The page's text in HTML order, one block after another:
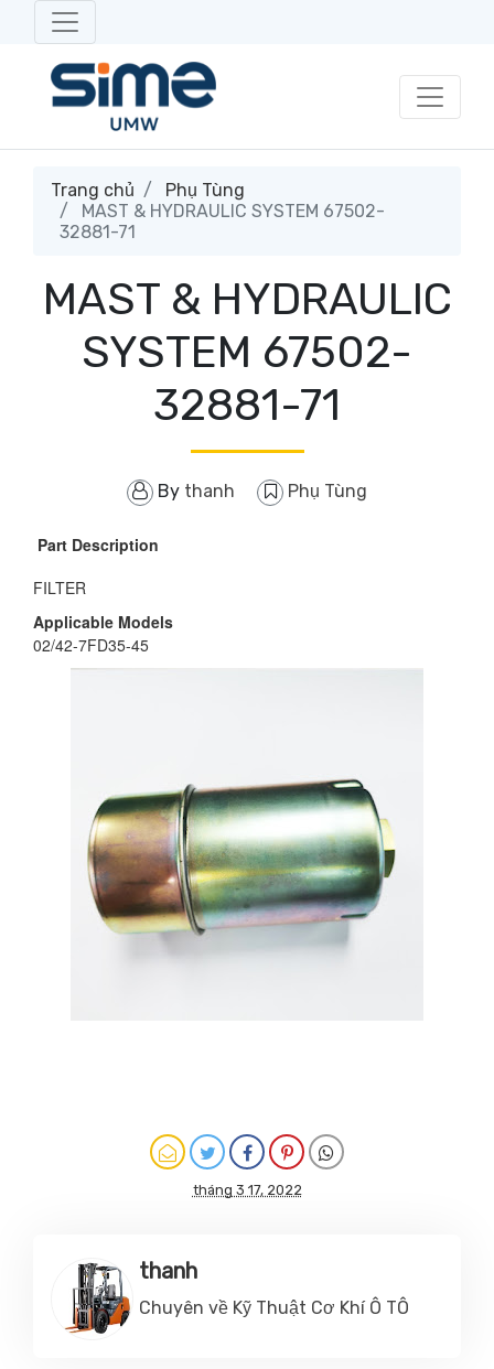
Trang chủ
Phụ Tùng
MAST & HYDRAULIC SYSTEM 67502-
32881-71
MAST & HYDRAULIC
SYSTEM 67502-
32881-71
By thanh Phụ Tùng
Part Description
FILTER
Applicable Models
02/42-7FD35-45
tháng 3 17, 2022
thanh
Chuyên về Kỹ Thuật Cơ Khí Ô TÔ